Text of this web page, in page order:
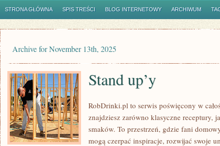
STRONA GŁÓWNA SPIS TREŚCI BLOG INTERNETOWY ARCHIWUM
Archive for November 13th, 2025
Stand up’y
RobDrinki.pl to serwis poświęcony w
znajdziesz zarówno klasyczne receptury,
smaków. To przestrzeń, gdzie fani
mogą czerpać inspiracje, rozwijać swoje